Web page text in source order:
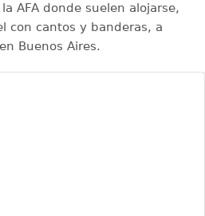
AFA donde suelen alojarse,
con cantos y banderas, a
Buenos Aires.